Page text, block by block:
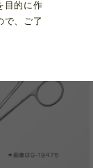
目的に作
で、ご了